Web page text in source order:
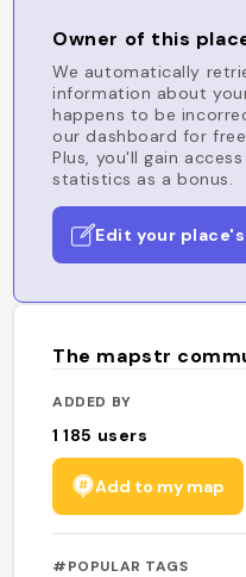
Owner of this
We automatically
information about
happens to be
our dashboard for
Plus, you'll gain
statistics as a bonus.
Edit your
The mapstr
ADDED BY
1 185 users
Add to my map
#POPULAR TAGS